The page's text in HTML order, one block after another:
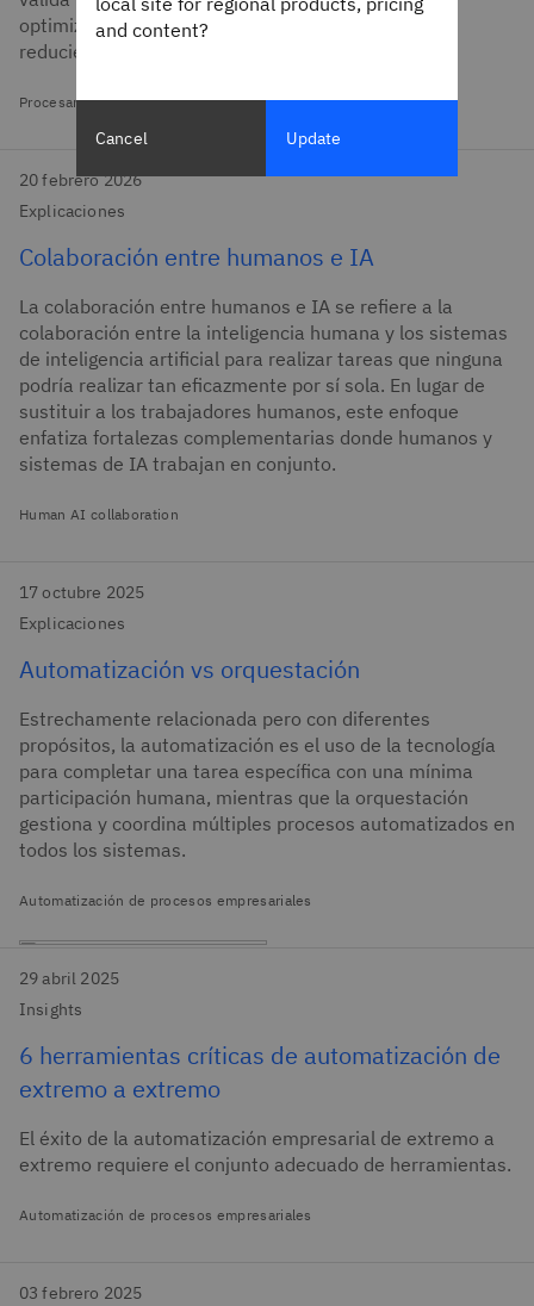
optimizando los procesos de cuentas por pagar y
reduciendo la entrada manual de datos.
Procesamiento automatizado de facturas
20 febrero 2026
Explicaciones
Colaboración entre humanos e IA
La colaboración entre humanos e IA se refiere a la
colaboración entre la inteligencia humana y los sistemas
de inteligencia artificial para realizar tareas que ninguna
podría realizar tan eficazmente por sí sola. En lugar de
sustituir a los trabajadores humanos, este enfoque
enfatiza fortalezas complementarias donde humanos y
sistemas de IA trabajan en conjunto.
Human AI collaboration
17 octubre 2025
Explicaciones
Automatización vs orquestación
Estrechamente relacionada pero con diferentes
propósitos, la automatización es el uso de la tecnología
para completar una tarea específica con una mínima
participación humana, mientras que la orquestación
gestiona y coordina múltiples procesos automatizados en
todos los sistemas.
Automatización de procesos empresariales
29 abril 2025
Insights
6 herramientas críticas de automatización de
extremo a extremo
El éxito de la automatización empresarial de extremo a
extremo requiere el conjunto adecuado de herramientas.
Automatización de procesos empresariales
03 febrero 2025
and content?
Cancel Update